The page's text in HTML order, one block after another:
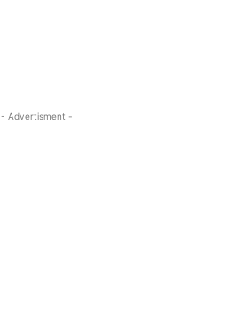
- Advertisment -